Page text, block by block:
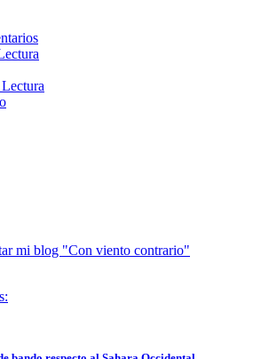
mi blog "Con viento contrario"